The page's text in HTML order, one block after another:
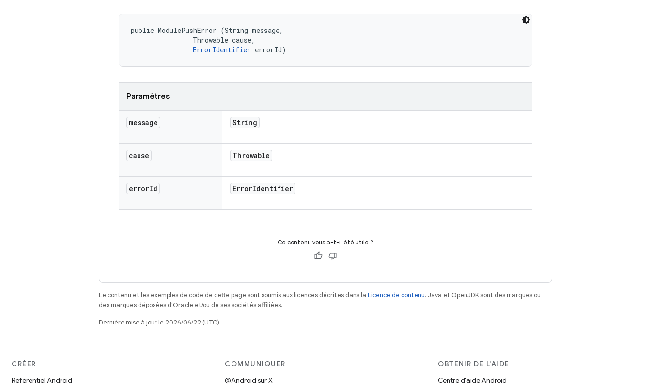
public ModulePushError (String message,
                Throwable cause,
ErrorIdentifier errorId)
Paramètres
message String
cause Throwable
errorId ErrorIdentifier
Ce contenu vous a-t-il été utile ?
Le contenu et les exemples de code de cette page sont soumis aux licences décrites dans la Licence de contenu. Java et OpenJDK sont des marques ou
des marques déposées d'Oracle et/ou de ses sociétés affiliées.
Dernière mise à jour le 2026/06/22 (UTC).
CRÉER
Référentiel Android
COMMUNIQUER
@Android sur X
OBTENIR DE L'AIDE
Centre d'aide Android